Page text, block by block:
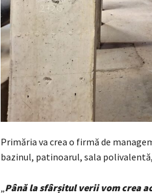
Primăria va crea o firmă de
bazinul, patinoarul, sala
„Până la sfârșitul verii vom crea